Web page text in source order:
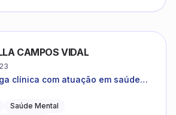
CAMPOS VIDAL
clínica com atuação em saúde
Saúde Mental